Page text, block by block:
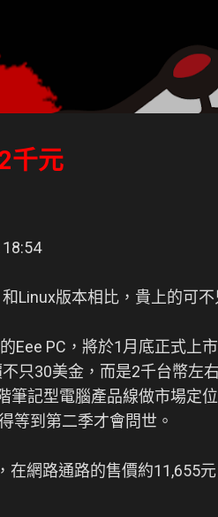
千元
Linux版本相比，貴上的可不
Eee PC，將於1月底正式上
只30美金，而是2千台幣左
筆記型電腦產品線做市場定
等到第二季才會問世。
在網路通路的售價約11,655